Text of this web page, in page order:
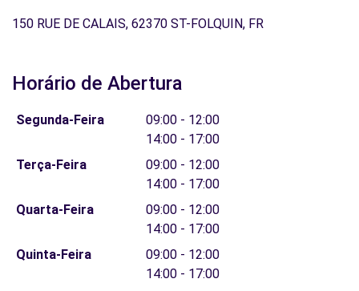
150 RUE DE CALAIS, 62370 ST-FOLQUIN, FR
Horário de Abertura
Segunda-Feira
09:00 - 12:00
14:00 - 17:00
Terça-Feira
09:00 - 12:00
14:00 - 17:00
Quarta-Feira
09:00 - 12:00
14:00 - 17:00
Quinta-Feira
09:00 - 12:00
14:00 - 17:00